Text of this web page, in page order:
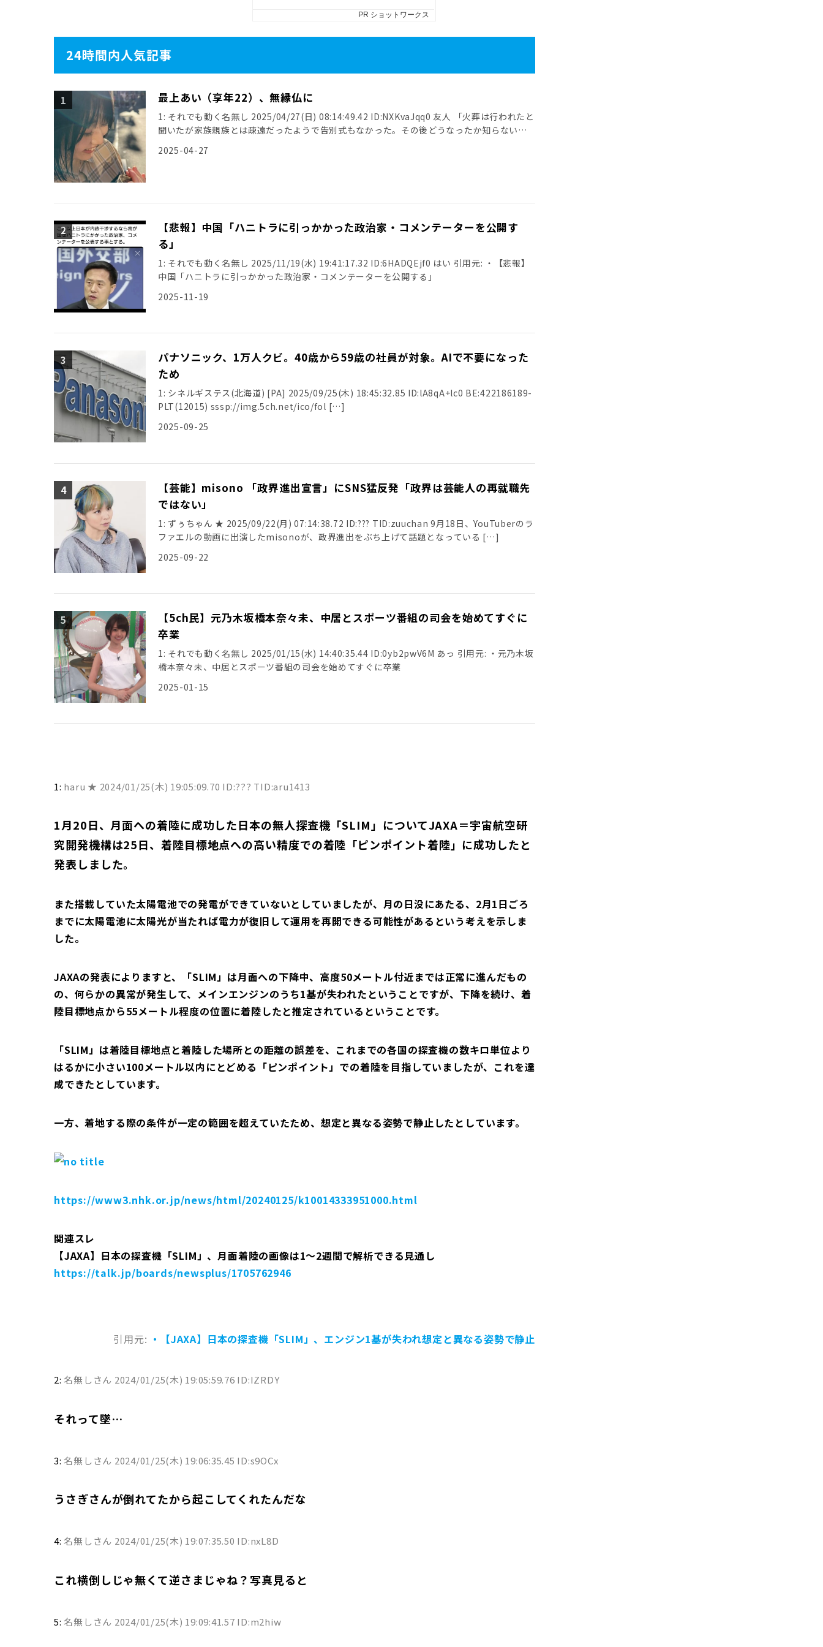
24時間内人気記事
最上あい（享年22）、無縁仏に
1: それでも動く名無し 2025/04/27(日) 08:14:49.42 ID:NXKvaJqq0 友人 「火葬は行われたと
聞いたが家族親族とは疎遠だったようで告別式もなかった。その後どうなったか知らない」
2025-04-27
【悲報】中国「ハニトラに引っかかった政治家・コメンテーターを公開す
る」
1: それでも動く名無し 2025/11/19(水) 19:41:17.32 ID:6HADQEjf0 はい 引用元: ・【悲報】
中国「ハニトラに引っかかった政治家・コメンテーターを公開する」
2025-11-19
パナソニック、1万人クビ。40歳から59歳の社員が対象。AIで不要になった
ため
1: シネルギステス(北海道) [PA] 2025/09/25(木) 18:45:32.85 ID:lA8qA+lc0 BE:422186189-
PLT(12015) sssp://img.5ch.net/ico/fol […]
2025-09-25
【芸能】misono 「政界進出宣言」にSNS猛反発「政界は芸能人の再就職先
ではない」
1: ずぅちゃん ★ 2025/09/22(月) 07:14:38.72 ID:??? TID:zuuchan 9月18日、YouTuberのラ
ファエルの動画に出演したmisonoが、政界進出をぶち上げて話題となっている […]
2025-09-22
【5ch民】元乃木坂橋本奈々未、中居とスポーツ番組の司会を始めてすぐに
卒業
1: それでも動く名無し 2025/01/15(水) 14:40:35.44 ID:0yb2pwV6M あっ 引用元: ・元乃木坂
橋本奈々未、中居とスポーツ番組の司会を始めてすぐに卒業
2025-01-15
1: haru ★ 2024/01/25(木) 19:05:09.70 ID:??? TID:aru1413
1月20日、月面への着陸に成功した日本の無人探査機「SLIM」についてJAXA＝宇宙航空研
究開発機構は25日、着陸目標地点への高い精度での着陸「ピンポイント着陸」に成功したと
発表しました。
また搭載していた太陽電池での発電ができていないとしていましたが、月の日没にあたる、2月1日ごろ
までに太陽電池に太陽光が当たれば電力が復旧して運用を再開できる可能性があるという考えを示しま
した。
JAXAの発表によりますと、「SLIM」は月面への下降中、高度50メートル付近までは正常に進んだもの
の、何らかの異常が発生して、メインエンジンのうち1基が失われたということですが、下降を続け、着
陸目標地点から55メートル程度の位置に着陸したと推定されているということです。
「SLIM」は着陸目標地点と着陸した場所との距離の誤差を、これまでの各国の探査機の数キロ単位より
はるかに小さい100メートル以内にとどめる「ピンポイント」での着陸を目指していましたが、これを達
成できたとしています。
一方、着地する際の条件が一定の範囲を超えていたため、想定と異なる姿勢で静止したとしています。
https://www3.nhk.or.jp/news/html/20240125/k10014333951000.html
関連スレ
【JAXA】日本の探査機「SLIM」、月面着陸の画像は1～2週間で解析できる見通し
https://talk.jp/boards/newsplus/1705762946
引用元: ・【JAXA】日本の探査機「SLIM」、エンジン1基が失われ想定と異なる姿勢で静止
2:名無しさん 2024/01/25(木) 19:05:59.76 ID:IZRDY
それって墜…
3:名無しさん 2024/01/25(木) 19:06:35.45 ID:s9OCx
うさぎさんが倒れてたから起こしてくれたんだな
4:名無しさん 2024/01/25(木) 19:07:35.50 ID:nxL8D
これ横倒しじゃ無くて逆さまじゃね？写真見ると
5:名無しさん 2024/01/25(木) 19:09:41.57 ID:m2hiw